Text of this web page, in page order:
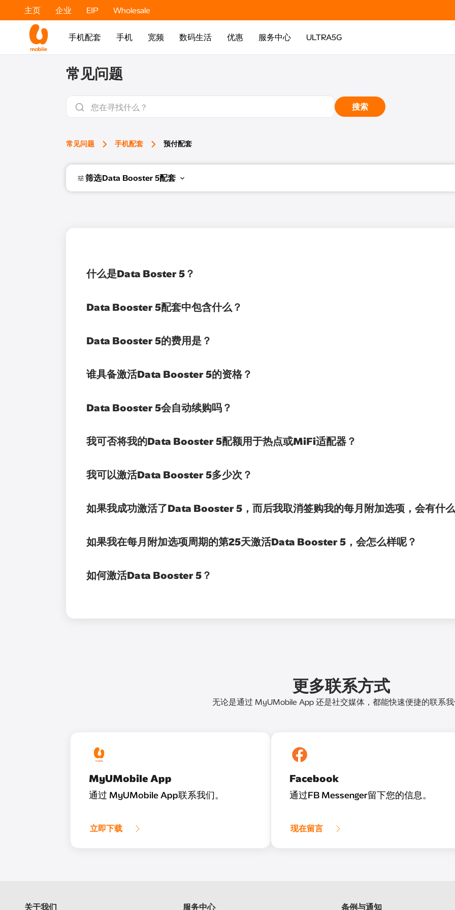
主页 企业 EIP Wholesale
手机配套 手机 宽频 数码生活 优惠 服务中心 ULTRA5G
常见问题
搜索
常见问题 手机配套 预付配套
筛选Data Booster 5配套
什么是Data Boster 5？
Data Booster 5配套中包含什么？
Data Booster 5的费用是？
谁具备激活Data Booster 5的资格？
Data Booster 5会自动续购吗？
我可否将我的Data Booster 5配额用于热点或MiFi适配器？
我可以激活Data Booster 5多少次？
如果我成功激活了Data Booster 5，而后我取消签购我的每月附加选项，会有什
如果我在每月附加选项周期的第25天激活Data Booster 5，会怎么样呢？
如何激活Data Booster 5？
更多联系方式
无论是通过 MyUMobile App 还是社交媒体，都能快速便捷的联系
MyUMobile App
通过 MyUMobile App联系我们。
立即下载
Facebook
通过FB Messenger留下您的信息。
现在留言
关于我们 服务中心 条例与通知